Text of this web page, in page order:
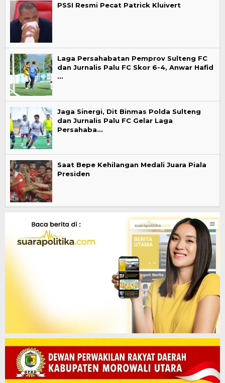
PSSI Resmi Pecat Patrick Kluivert
Laga Persahabatan Pemprov Sulteng FC
dan Jurnalis Palu FC Skor 6-4, Anwar Hafid
…
Jaga Sinergi, Dit Binmas Polda Sulteng
dan Jurnalis Palu FC Gelar Laga
Persahaba…
Saat Bepe Kehilangan Medali Juara Piala
Presiden